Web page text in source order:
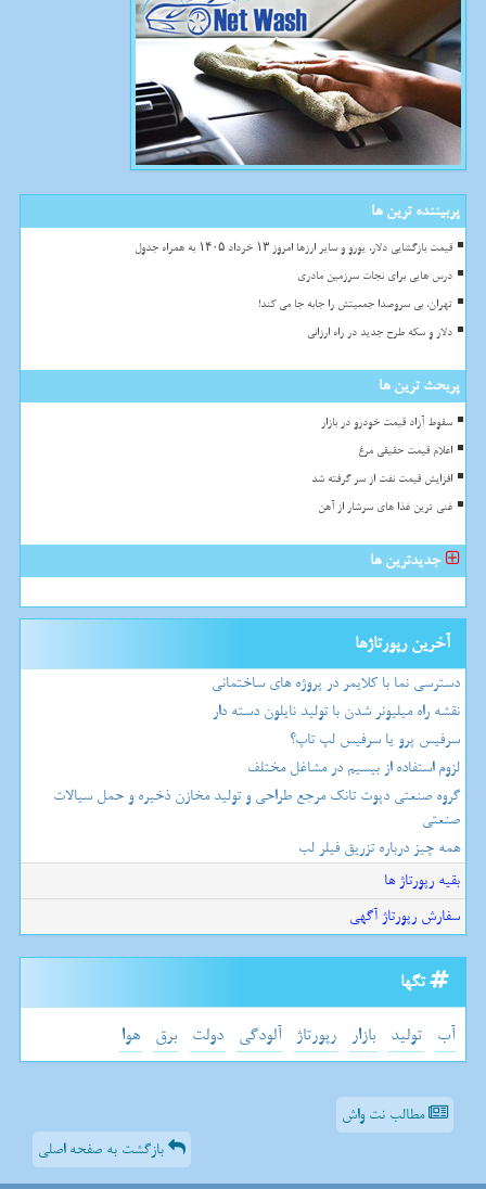
پربیننده ترین ها
قیمت بازگشایی دلار، یورو و سایر ارزها امروز ۱۳ خرداد ۱۴۰۵ به همراه جدول
درس هایی برای نجات سرزمین مادری
تهران، بی سروصدا جمعیتش را جابه جا می کند!
دلار و سکه طرح جدید در راه ارزانی
پربحث ترین ها
سقوط آزاد قیمت خودرو در بازار
اعلام قیمت حقیقی مرغ
افزایش قیمت نفت از سر گرفته شد
غنی ترین غذا های سرشار از آهن
جدیدترین ها
آخرین رپورتاژها
دسترسی نما با کلایمر در پروژه های ساختمانی
نقشه راه میلیونر شدن با تولید نایلون دسته دار
سرفیس پرو یا سرفیس لپ تاپ؟
لزوم استفاده از بیسیم در مشاغل مختلف
گروه صنعتی دپوت تانک مرجع طراحی و تولید مخازن ذخیره و حمل سیالات
صنعتی
همه چیز درباره تزریق فیلر لب
بقیه رپورتاژ ها
سفارش رپورتاژ آگهی
تگها
آب تولید بازار رپورتاژ آلودگی دولت برق هوا
مطالب نت واش
بازگشت به صفحه اصلی